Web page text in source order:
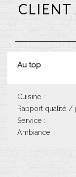
CLIENT
Au top
Cuisine :
Rapport qualité /
Service :
Ambiance :